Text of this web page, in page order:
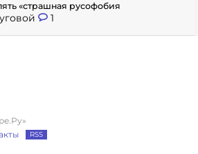
«страшная русофобия
1
RSS